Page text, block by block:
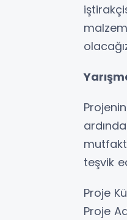
teşvik
Proje
Proje